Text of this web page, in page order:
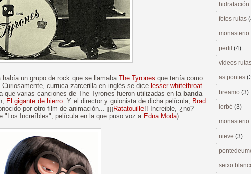
un grupo de rock que se llamabaThe Tyrones que tenía como
curruca zarcerilla en inglés se dice lesser whitethroat.
que varias canciones de The Tyrones fueron utilizadas en la banda
El gigante de hierro. Y el director y guionista de dicha película, Brad
por otro film de animación... ¡¡¡Ratatouille!! Increible, ¿no?
"Los Increíbles", película en la que puso voz a Edna Moda).
hidratación
fotos rutas
perfil (4)
vídeos
as pontes
breamo (3)
lorbé (3)
nieve (3)
seixo